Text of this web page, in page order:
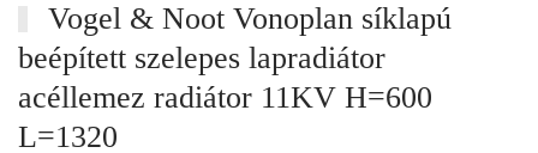
Vogel & Noot Vonoplan síklapú
beépített szelepes lapradiátor
acéllemez radiátor 11KV H=600
L=1320